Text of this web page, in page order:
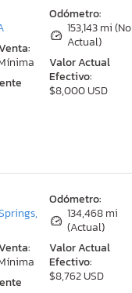
Odómetro:
153,143 mi (No
Actual)
Valor Actual
Efectivo:
$8,000 USD
Odómetro:
134,468 mi
(Actual)
Valor Actual
Efectivo:
$8,762 USD